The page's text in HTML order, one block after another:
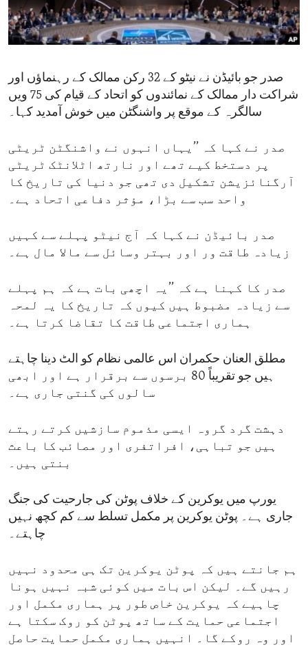
ENVIRONMENT AND HEALTH
IDEALS AND INSTITUTIONS
صدر جو بائیڈن نے نیٹو کے 32 رکن ممالک کے رہنماؤں اور
شراکت دار ممالک کے نمائندوں کو اتحاد کے قیام کی 75 ویں
سالگرہ کے موقع پر واشنگٹن میں خوش آمدید کہا۔
صدر نے کہا کہ ’’یہاں انہوں نے واشنگٹن ٹریٹی
پر دستخط کیے تھے اور نارتھ اٹلانٹک ٹریٹی
آرگنائزیشن تشکیل دی تھی جو دنیا کی تاریخ کا
واحد سب سے بڑا، مؤثر دفاعی اتحاد ہے۔
صدر بائیڈن نے کہا کہ آج نیٹو پہلے سے کہیں
زیادہ طاقت ور اور بہتر وسائل سے مالا مال ہے۔
صدر کا کہنا ہے کہ ’’یہ اچھی بات ہے کہ ہم پہلے
سے زیادہ مضبوط ہیں کیوں کہ تاریخ کا یہ لمحہ
ہماری اجتماعی طاقت کا تقاضا کرتا ہے۔
مطلق العنان حکمران اس عالمی نظام کو الٹ دینا چاہتے
ہیں جو تقریباً 80 برسوں سے برقرار ہے اور ابھی
سالوں کی گنتی جاری ہے۔
دہشت گرد گروہ ایسی مذموم سازشیں کرتے رہتے
ہیں جو تباہی، افراتفری اور مصائب کا باعث
بنتی ہیں۔
یورپ میں یوکرین کے خلاف پوٹن کی جارحیت کی جنگ
جاری ہے۔ پوٹن یوکرین پر مکمل تسلط سے کم کچھ نہیں
چاہتے۔
ہم جانتے ہیں کہ پوٹن یوکرین تک ہی محدود نہیں
رہیں گے۔ لیکن اس بات میں کوئی شبہ نہیں ہونا
چاہیے کہ یوکرین خاص طور پر ہماری مکمل اور
اجتماعی حمایت کے ساتھ پوٹن کو روک سکتا ہے
اور وہ روکے گا۔ انہیں ہماری مکمل حمایت حاصل